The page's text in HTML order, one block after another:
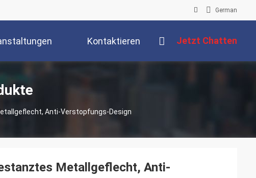
German
Kontaktieren Jetzt Chatten
Anti-Verstopfungs-Design
Metallgeflecht, Anti-